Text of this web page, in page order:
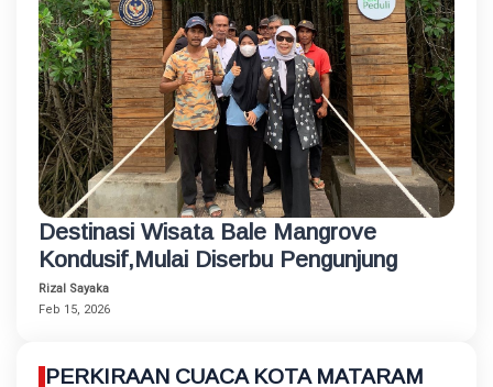
Destinasi Wisata Bale Mangrove
Kondusif,Mulai Diserbu Pengunjung
Rizal Sayaka
Feb 15, 2026
PERKIRAAN CUACA KOTA MATARAM